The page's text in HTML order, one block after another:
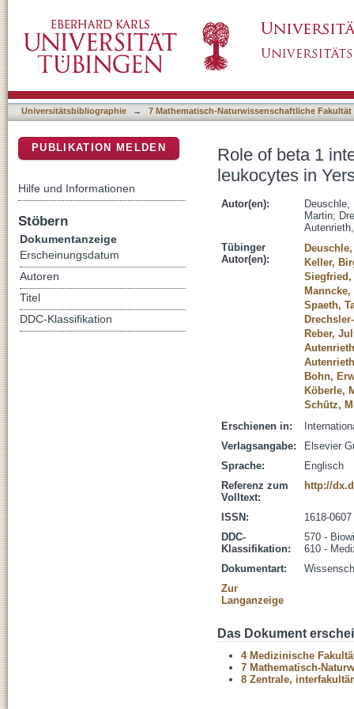
enterocolitica systemic mouse infection
Universitätsbibliographie → 7 Mathematisch-Naturwissenschaftliche Fakultät
Role of beta 1
leukocytes in
Autor(en):
Deuschle,
Martin;
Tübinger
Autor(en):
Keller,
Siegfried,
Spaeth,
Reber,
Bohn,
Köberle,
Schütz,
Erschienen in:
Verlagsangabe:
Elsevier
Sprache:
Englisch
Referenz zum
Volltext:
http://
ISSN:
1618-0607
DDC-
Klassifikation:
570 -
610 -
Dokumentart:
Zur
Langanzeige
Das Dokument
4 Medizinische
7 Mathematisch-
8 Zentrale,
PUBLIKATION MELDEN
Hilfe und Informationen
Stöbern
Dokumentanzeige
Erscheinungsdatum
Autoren
Titel
DDC-Klassifikation